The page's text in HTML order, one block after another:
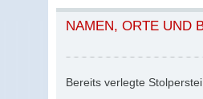
NAMEN, ORTE UND
Bereits verlegte